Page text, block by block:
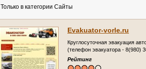
Только в категории Сайты
Evakuator-vorle.ru
Круглосуточная эвакуация
(телефон эвакуатора - 8(980)
Рейтинг